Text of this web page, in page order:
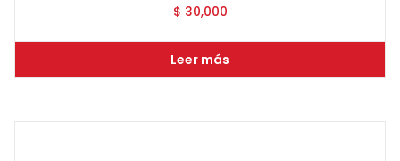
$ 30,000
Leer más